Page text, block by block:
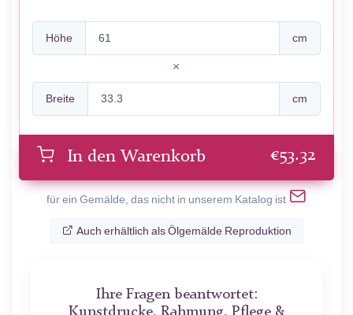
Höhe cm
Breite cm
In den Warenkorb €53.32
für ein Gemälde, das nicht in unserem Katalog ist
Auch erhältlich als Ölgemälde Reproduktion
Ihre Fragen beantwortet: